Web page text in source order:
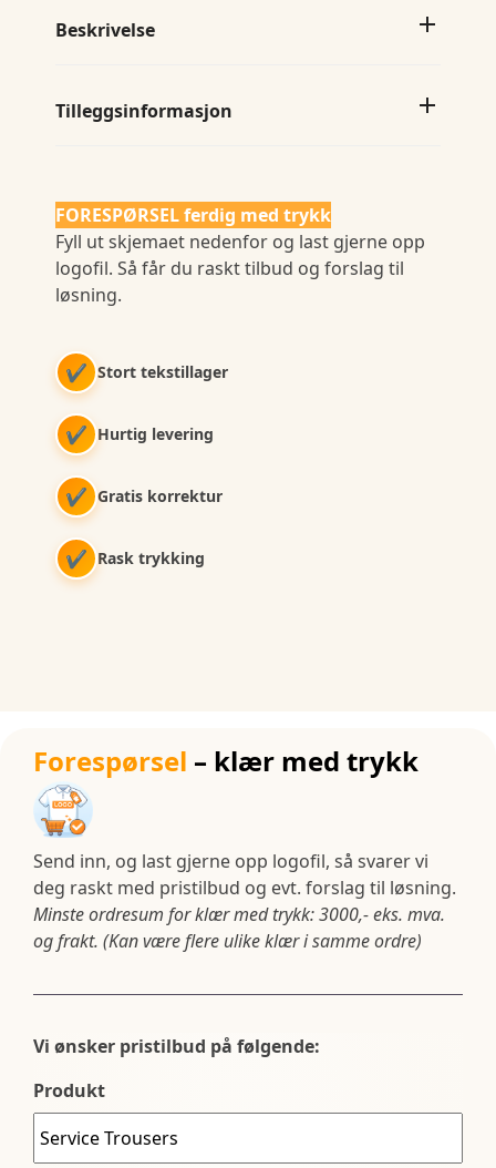
Beskrivelse
Tilleggsinformasjon
FORESPØRSEL ferdig med trykk
Fyll ut skjemaet nedenfor og last gjerne opp
logofil. Så får du raskt tilbud og forslag til
løsning.
✔ Stort tekstillager
✔ Hurtig levering
✔ Gratis korrektur
✔ Rask trykking
Forespørsel – klær med trykk
Send inn, og last gjerne opp logofil, så svarer vi
deg raskt med pristilbud og evt. forslag til løsning.
Minste ordresum for klær med trykk: 3000,- eks. mva.
og frakt. (Kan være flere ulike klær i samme ordre)
Vi ønsker pristilbud på følgende:
Produkt